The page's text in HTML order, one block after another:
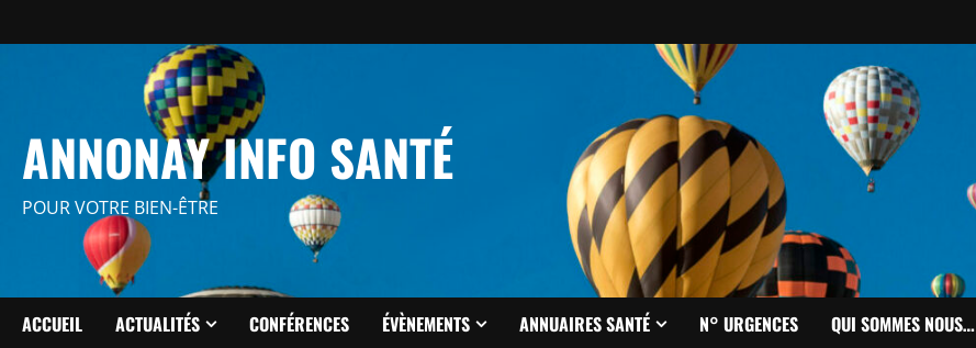
au
ANNONAY INFO SANTÉ
POUR VOTRE BIEN-ÊTRE
ACCUEIL ACTUALITÉS CONFÉRENCES ÉVÈNEMENTS ANNUAIRES SANTÉ N° URGENCES QUI SOMMES NOUS…